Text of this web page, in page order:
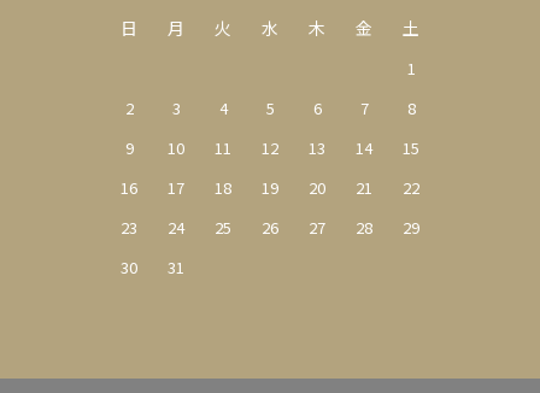
日
月 火 水 木 金 土
1
2
3 4 5 6 7
8
9
10 11 12 13 14
15
16
17 18 19 20 21
22
23
24 25 26 27 28
29
30
31